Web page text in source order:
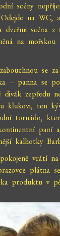
scény
na WC,
dveřmi scéna z
na
se
– panna se
zepředu
klukovi, ten
tornádo,
paní
kalhotky
vrátí
plátna
produktu v